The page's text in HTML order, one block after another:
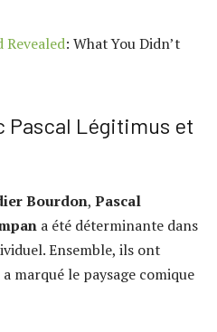
: What You Didn’t
Pascal Légitimus et
Bourdon, Pascal
a été déterminante dans
Ensemble, ils ont
marqué le paysage comique